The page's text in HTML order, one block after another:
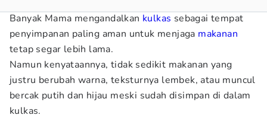
Banyak Mama mengandalkan kulkas sebagai tempat
penyimpanan paling aman untuk menjaga makanan
tetap segar lebih lama.
Namun kenyataannya, tidak sedikit makanan yang
justru berubah warna, teksturnya lembek, atau muncul
bercak putih dan hijau meski sudah disimpan di dalam
kulkas.